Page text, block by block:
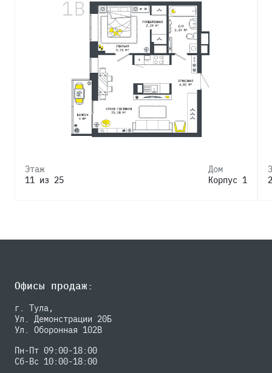
Этаж
11 из 25
Дом
Корпус 1
Офисы продаж:
г. Тула,
Ул. Демонстрации 20Б
Ул. Оборонная 102В
Пн-Пт 09:00-18:00
Сб-Вс 10:00-18:00